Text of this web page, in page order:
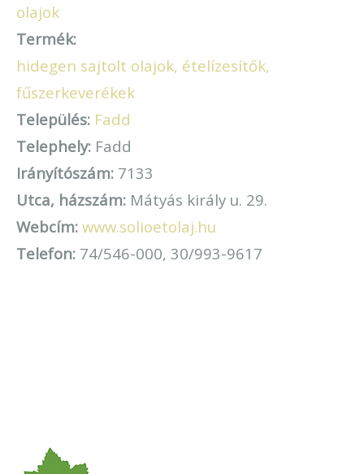
olajok
Termék:
hidegen sajtolt olajok, ételízesítők,
fűszerkeverékek
Település: Fadd
Telephely: Fadd
Irányítószám: 7133
Utca, házszám: Mátyás király u. 29.
Webcím: www.solioetolaj.hu
Telefon: 74/546-000, 30/993-9617